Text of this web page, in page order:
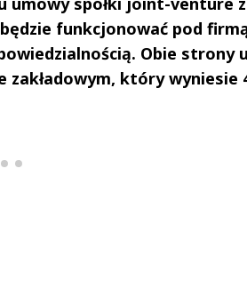
funkcjonować pod
Obie strony
który wyniesie